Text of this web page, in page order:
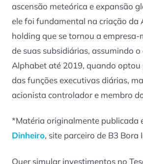
ascensão meteórica e expansão
ele foi fundamental na criação da
holding que se tornou a empresa-
de suas subsidiárias, assumindo o
Alphabet até 2019, quando optou
das funções executivas diárias,
acionista controlador e membro
*Matéria originalmente publicada
Dinheiro, site parceiro de B3 Bora
Quer simular investimentos no